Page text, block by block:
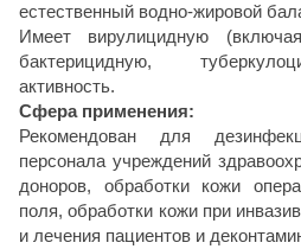
естественный водно-жировой
Имеет вирулицидную
бактерицидную,
активность.
Сфера применения:
Рекомендован для
персонала учреждений
доноров, обработки кожи
поля, обработки кожи при
и лечения пациентов и